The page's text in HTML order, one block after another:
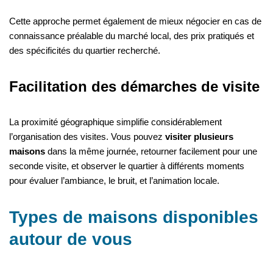
Cette approche permet également de mieux négocier en cas de
connaissance préalable du marché local, des prix pratiqués et
des spécificités du quartier recherché.
Facilitation des démarches de visite
La proximité géographique simplifie considérablement
l’organisation des visites. Vous pouvez visiter plusieurs
maisons dans la même journée, retourner facilement pour une
seconde visite, et observer le quartier à différents moments
pour évaluer l’ambiance, le bruit, et l’animation locale.
Types de maisons disponibles
autour de vous